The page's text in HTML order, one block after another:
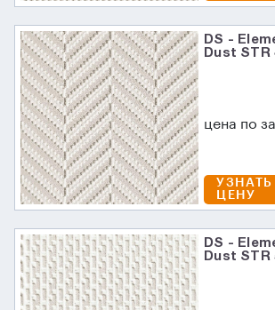
DS -
Dust STR
цена по
УЗНАТЬ
ЦЕНУ
DS -
Dust STR